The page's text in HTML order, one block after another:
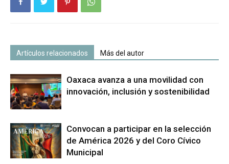
Artículos relacionados Más del autor
Oaxaca avanza a una movilidad con
innovación, inclusión y sostenibilidad
Convocan a participar en la selección
de América 2026 y del Coro Cívico
Municipal